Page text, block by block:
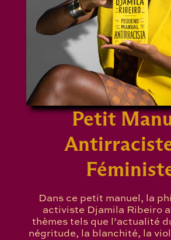
Petit
Dans ce petit manuel, la
activiste Djamila Ribeiro
thèmes tels que l’actualité
négritude, la blanchité, la